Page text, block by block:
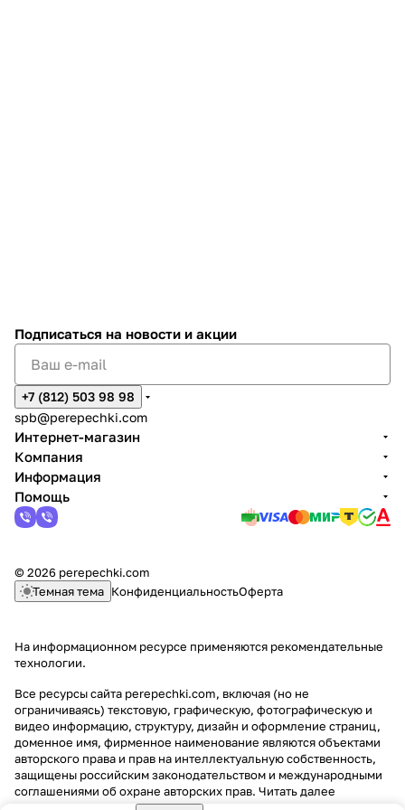
Подписаться на новости и акции
+7 (812) 503 98 98
spb@perepechki.com
Интернет-магазин
Компания
Информация
Помощь
© 2026 perepechki.com
Темная тема КонфиденциальностьОферта
На информационном ресурсе применяются рекомендательные
технологии.
Все ресурсы сайта perepechki.com, включая (но не
ограничиваясь) текстовую, графическую, фотографическую и
видео информацию, структуру, дизайн и оформление страниц,
доменное имя, фирменное наименование являются объектами
авторского права и прав на интеллектуальную собственность,
защищены российским законодательством и международными
соглашениями об охране авторских прав. Читать далее